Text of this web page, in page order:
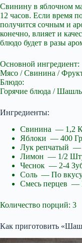
Свинину в яблочном
12 часов. Если время
получится сочным и
конечно, влияет и
блюдо будет в разы
Основной ингредиент:
Мясо / Свинина /
Блюдо:
Горячие блюда /
Ингредиенты:
Свинина — 1,2
Яблоки — 400
Лук репчатый —
Лимон — 1/2
Чеснок — 2-4
Соль — По
Смесь перцев —
Количество порций: 3
Как приготовить